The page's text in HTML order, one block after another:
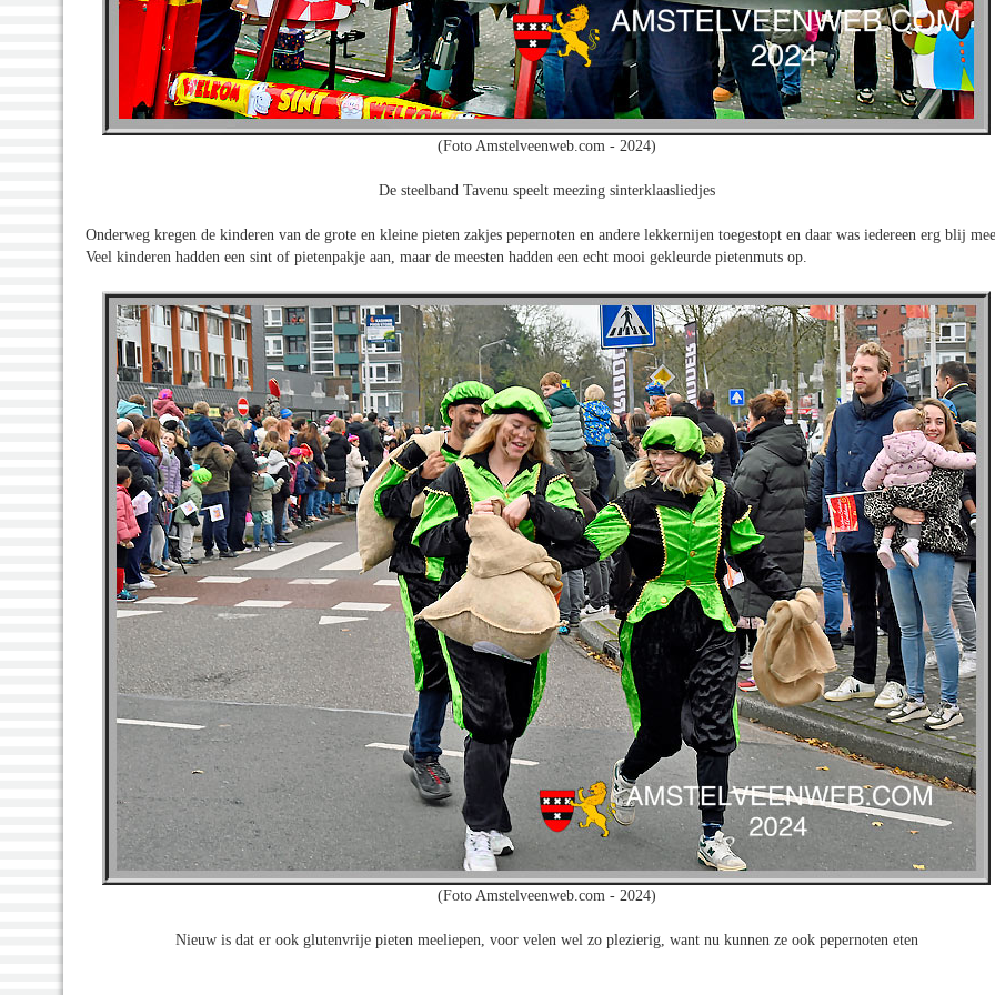
(Foto Amstelveenweb.com - 2024)
De steelband Tavenu speelt meezing sinterklaasliedjes
Onderweg kregen de kinderen van de grote en kleine pieten zakjes pepernoten en andere lekkernijen toegestopt en daar was iedereen erg blij
Veel kinderen hadden een sint of pietenpakje aan, maar de meesten hadden een echt mooi gekleurde pietenmuts op.
(Foto Amstelveenweb.com - 2024)
Nieuw is dat er ook glutenvrije pieten meeliepen, voor velen wel zo plezierig, want nu kunnen ze ook pepernoten eten